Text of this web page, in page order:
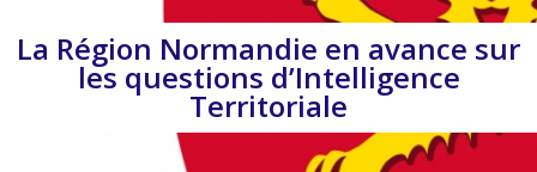
La Région Normandie en avance sur
les questions d’Intelligence
Territoriale